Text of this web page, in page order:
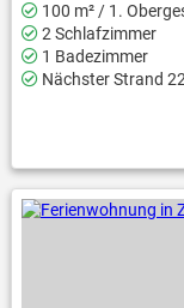
100 m² / 1.
2 Schlafzimmer
1 Badezimmer
Nächster Strand